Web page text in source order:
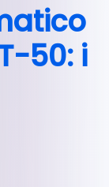
50: i